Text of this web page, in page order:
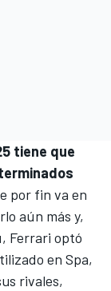
tiene que
por fin va en
aún más y,
Ferrari optó
en Spa,
rivales,